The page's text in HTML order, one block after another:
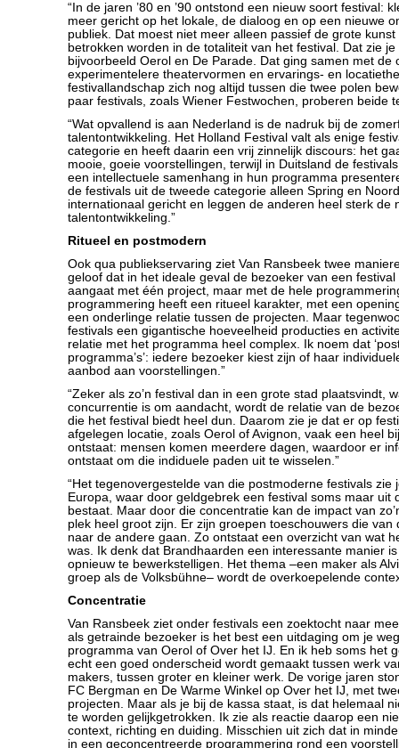
“In de jaren ’80 en ’90 ontstond een nieuw soort festival:
meer gericht op het lokale, de dialoog en op een nieuwe
publiek. Dat moest niet meer alleen passief de grote
betrokken worden in de totaliteit van het festival. Dat zie je
bijvoorbeeld Oerol en De Parade. Dat ging samen met de
experimentelere theatervormen en ervarings- en
festivallandschap zich nog altijd tussen die twee polen
paar festivals, zoals Wiener Festwochen, proberen beide
“Wat opvallend is aan Nederland is de nadruk bij de
talentontwikkeling. Het Holland Festival valt als enige
categorie en heeft daarin een vrij zinnelijk discours: het
mooie, goeie voorstellingen, terwijl in Duitsland de
een intellectuele samenhang in hun programma
de festivals uit de tweede categorie alleen Spring en
internationaal gericht en leggen de anderen heel sterk de
talentontwikkeling.”
Ritueel en postmodern
Ook qua publiekservaring ziet Van Ransbeek twee
geloof dat in het ideale geval de bezoeker van een
aangaat met één project, maar met de hele
programmering heeft een ritueel karakter, met een
een onderlinge relatie tussen de projecten. Maar
festivals een gigantische hoeveelheid producties en
relatie met het programma heel complex. Ik noem dat
programma’s’: iedere bezoeker kiest zijn of haar
aanbod aan voorstellingen.”
“Zeker als zo’n festival dan in een grote stad plaatsvindt,
concurrentie is om aandacht, wordt de relatie van de
die het festival biedt heel dun. Daarom zie je dat er op
afgelegen locatie, zoals Oerol of Avignon, vaak een heel
ontstaat: mensen komen meerdere dagen, waardoor er
ontstaat om die indiduele paden uit te wisselen.”
“Het tegenovergestelde van die postmoderne festivals zie
Europa, waar door geldgebrek een festival soms maar uit
bestaat. Maar door die concentratie kan de impact van
plek heel groot zijn. Er zijn groepen toeschouwers die van
naar de andere gaan. Zo ontstaat een overzicht van wat
was. Ik denk dat Brandhaarden een interessante manier
opnieuw te bewerkstelligen. Het thema –een maker als
groep als de Volksbühne– wordt de overkoepelende
Concentratie
Van Ransbeek ziet onder festivals een zoektocht naar
als getrainde bezoeker is het best een uitdaging om je
programma van Oerol of Over het IJ. En ik heb soms het
echt een goed onderscheid wordt gemaakt tussen werk
makers, tussen groter en kleiner werk. De vorige jaren
FC Bergman en De Warme Winkel op Over het IJ, met
projecten. Maar als je bij de kassa staat, is dat helemaal
te worden gelijkgetrokken. Ik zie als reactie daarop een
context, richting en duiding. Misschien uit zich dat in
in een geconcentreerde programmering rond een